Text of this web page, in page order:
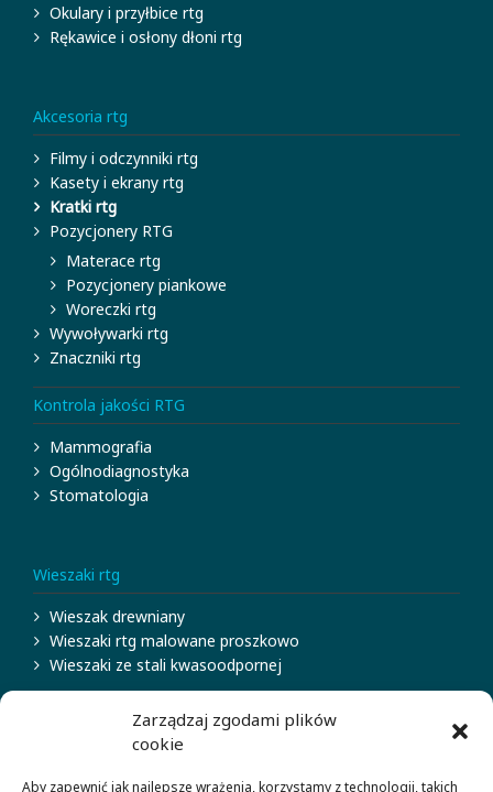
Zarządzaj zgodami plików
cookie
Aby zapewnić jak najlepsze wrażenia, korzystamy z technologii, takich
Okulary i przyłbice rtg
Rękawice i osłony dłoni rtg
Akcesoria rtg
Filmy i odczynniki rtg
Kasety i ekrany rtg
Kratki rtg
Pozycjonery RTG
Materace rtg
Pozycjonery piankowe
Woreczki rtg
Wywoływarki rtg
Znaczniki rtg
Kontrola jakości RTG
Mammografia
Ogólnodiagnostyka
Stomatologia
Wieszaki rtg
Wieszak drewniany
Wieszaki rtg malowane proszkowo
Wieszaki ze stali kwasoodpornej
Osłony stałe rtg
Parawany ochronne rtg